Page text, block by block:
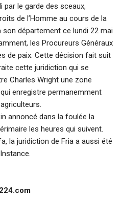
par le garde des sceaux,
de l’Homme au cours de la
département ce lundi 22 mai
les Procureurs Généraux
de paix. Cette décision fait suit
cette juridiction qui se
Charles Wright une zone
enregistre permanemment
annoncé dans la foulée la
les heures qui suivent.
la juridiction de Fria a aussi été